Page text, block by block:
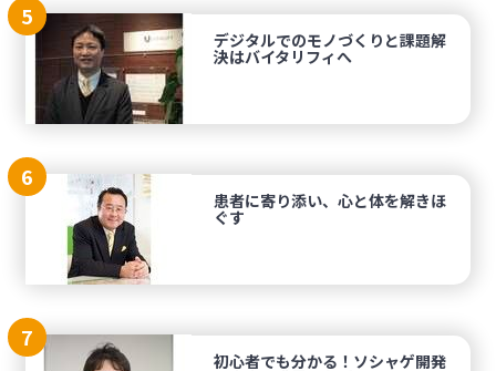
5
デジタルでのモノづくりと課題解
決はバイタリフィへ
6
患者に寄り添い、心と体を解きほ
ぐす
7
初心者でも分かる！ソシャゲ開発